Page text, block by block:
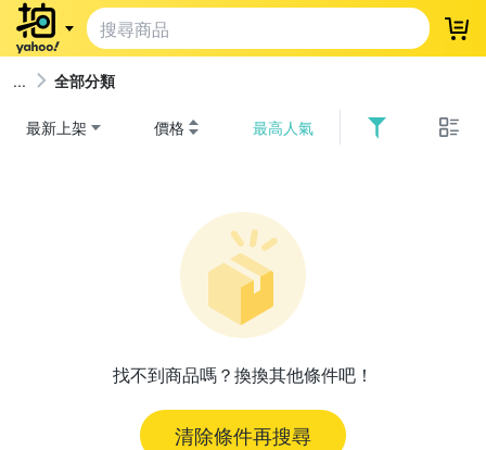
登
全部分類
最新上架 價格 最高人氣
找不到商品嗎？換換其他條件吧！
清除條件再搜尋